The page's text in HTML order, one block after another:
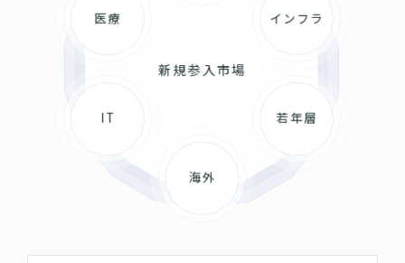
新規参入市場
インフラ
若年層
海外
IT
医療